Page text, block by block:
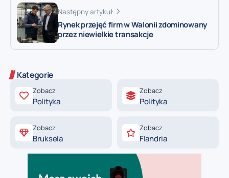
Następny artykuł
Rynek przejęć firm w Walonii zdominowany
przez niewielkie transakcje
Kategorie
Zobacz
Polityka
Zobacz
Polityka
Zobacz
Bruksela
Zobacz
Flandria